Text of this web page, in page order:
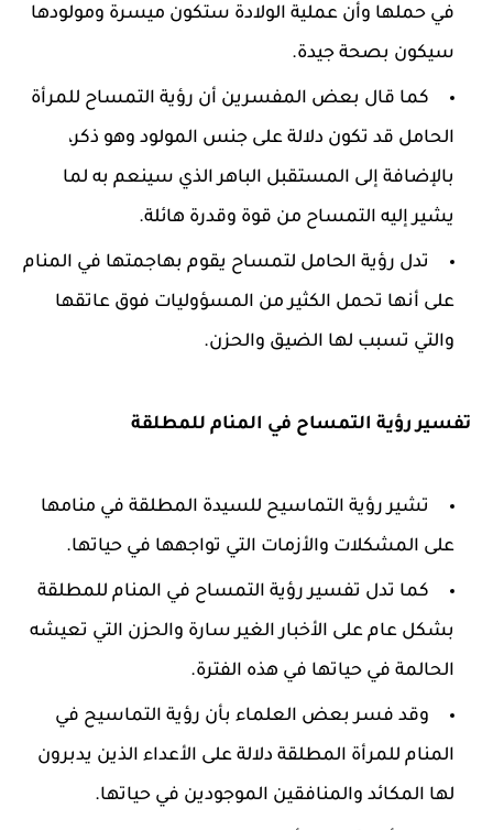
في حملها وأن عملية الولادة ستكون ميسرة ومولودها
سيكون بصحة جيدة.
كما قال بعض المفسرين أن رؤية التمساح للمرأة
الحامل قد تكون دلالة على جنس المولود وهو ذكر،
بالإضافة إلى المستقبل الباهر الذي سينعم به لما
يشير إليه التمساح من قوة وقدرة هائلة.
تدل رؤية الحامل لتمساح يقوم بهاجمتها في المنام
على أنها تحمل الكثير من المسؤوليات فوق عاتقها
والتي تسبب لها الضيق والحزن.
تفسير رؤية التمساح في المنام للمطلقة
تشير رؤية التماسيح للسيدة المطلقة في منامها
على المشكلات والأزمات التي تواجهها في حياتها.
كما تدل تفسير رؤية التمساح في المنام للمطلقة
بشكل عام على الأخبار الغير سارة والحزن التي تعيشه
الحالمة في حياتها في هذه الفترة.
وقد فسر بعض العلماء بأن رؤية التماسيح في
المنام للمرأة المطلقة دلالة على الأعداء الذين يدبرون
لها المكائد والمنافقين الموجودين في حياتها.